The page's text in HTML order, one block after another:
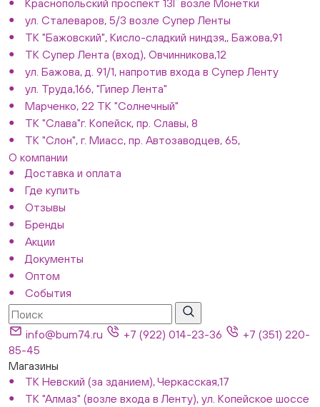
Краснопольский проспект 13Г возле Монетки
ул. Сталеваров, 5/3 возле Супер Ленты
ТК "Бажовский", Кисло-сладкий ниндзя,, Бажова,91
ТК Супер Лента (вход), Овчинникова,12
ул. Бажова, д. 91/1, напротив входа в Супер Ленту
ул. Труда,166, "Гипер Лента"
Марченко, 22 ТК "Солнечный"
ТК "Слава"г. Копейск, пр. Славы, 8
ТК "Слон", г. Миасс, пр. Автозаводцев, 65,
О компании
Доставка и оплата
Где купить
Отзывы
Бренды
Акции
Документы
Оптом
События
info@bum74.ru +7 (922) 014-23-36
+7 (351) 220-
85-45
Магазины
ТК Невский (за зданием), Черкасская,17
ТК "Алмаз" (возле входа в Ленту), ул. Копейское шоссе